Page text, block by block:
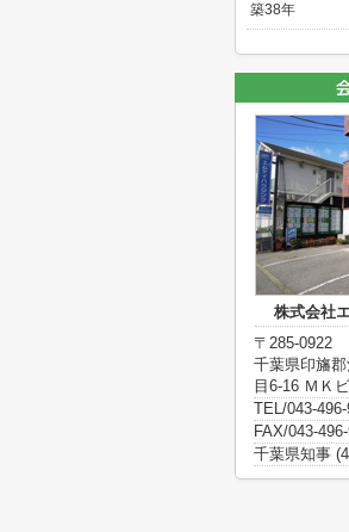
築38年
株式会社
〒285-0922
千葉県印旛
目6-16 ＭＫ
TEL/043-
FAX/043-
千葉県知事